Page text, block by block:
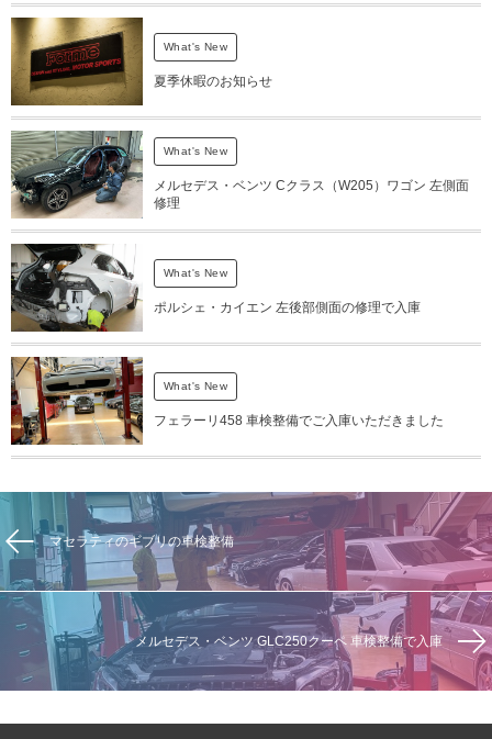
What's New
夏季休暇のお知らせ
What's New
メルセデス・ベンツ Cクラス（W205）ワゴン 左側面
修理
What's New
ポルシェ・カイエン 左後部側面の修理で入庫
What's New
フェラーリ458 車検整備でご入庫いただきました
マセラティのギブリの車検整備
メルセデス・ベンツ GLC250クーペ 車検整備で入庫